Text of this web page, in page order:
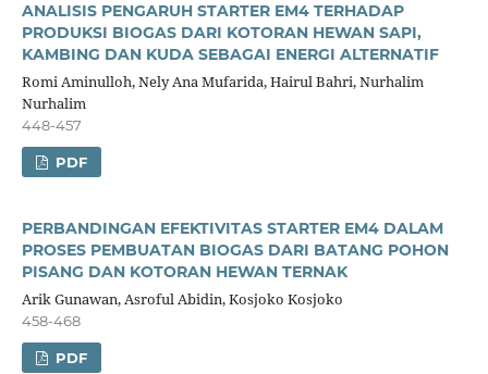
ANALISIS PENGARUH STARTER EM4 TERHADAP
PRODUKSI BIOGAS DARI KOTORAN HEWAN SAPI,
KAMBING DAN KUDA SEBAGAI ENERGI ALTERNATIF
Romi Aminulloh, Nely Ana Mufarida, Hairul Bahri, Nurhalim
Nurhalim
448-457
PDF
PERBANDINGAN EFEKTIVITAS STARTER EM4 DALAM
PROSES PEMBUATAN BIOGAS DARI BATANG POHON
PISANG DAN KOTORAN HEWAN TERNAK
Arik Gunawan, Asroful Abidin, Kosjoko Kosjoko
458-468
PDF